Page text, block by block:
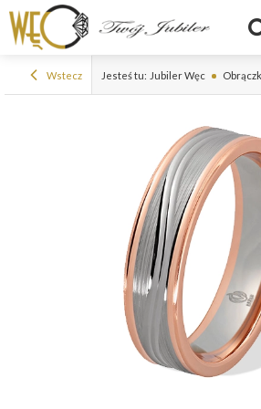
Wstecz Jesteś tu: Jubiler Węc